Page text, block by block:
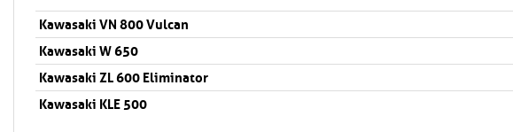
Kawasaki VN 800 Vulcan
Kawasaki W 650
Kawasaki ZL 600 Eliminator
Kawasaki KLE 500